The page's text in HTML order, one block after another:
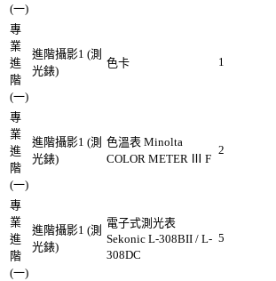
(一)
專
業
進
階
(一)
進階攝影1 (測
光錶)
色卡 1
專
業
進
階
(一)
進階攝影1 (測
光錶)
色溫表 Minolta
COLOR METER Ⅲ F
2
專
業
進
階
(一)
進階攝影1 (測
光錶)
電子式測光表
Sekonic L-308BII / L-
308DC
5